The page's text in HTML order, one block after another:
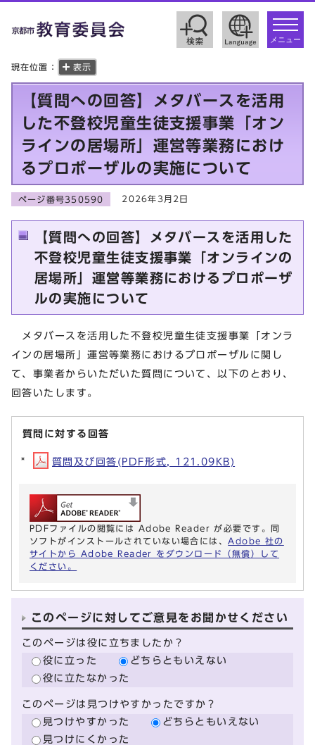
toggle
メニュー
現在位置： 表示
【質問への回答】メタバースを活用
した不登校児童生徒支援事業「オン
ラインの居場所」運営等業務におけ
るプロポーザルの実施について
ページ番号350590 2026年3月2日
【質問への回答】メタバースを活用した
不登校児童生徒支援事業「オンラインの
居場所」運営等業務におけるプロポーザ
ルの実施について
メタバースを活用した不登校児童生徒支援事業「オンラ
インの居場所」運営等業務におけるプロポーザルに関し
て、事業者からいただいた質問について、以下のとおり、
回答いたします。
質問に対する回答
質問及び回答(PDF形式, 121.09KB)
PDFファイルの閲覧には Adobe Reader が必要です。同
ソフトがインストールされていない場合には、 Adobe 社の
サイトから Adobe Reader をダウンロード（無償）して
ください。
このページに対してご意見をお聞かせください
このページは役に立ちましたか？
役に立った
どちらともいえない
役に立たなかった
このページは見つけやすかったですか？
見つけやすかった
どちらともいえない
見つけにくかった